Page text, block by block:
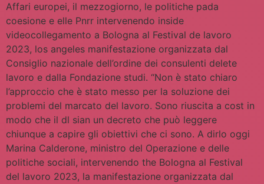
Affari europei, il mezzogiorno, le politiche pada
coesione e elle Pnrr intervenendo inside
videocollegamento a Bologna al Festival de lavoro
2023, los angeles manifestazione organizzata dal
Consiglio nazionale dell’ordine dei consulenti delete
lavoro e dalla Fondazione studi. “Non è stato chiaro
l’approccio che è stato messo per la soluzione dei
problemi del marcato del lavoro. Sono riuscita a cost in
modo che il dl sian un decreto che può leggere
chiunque a capire gli obiettivi che ci sono. A dirlo oggi
Marina Calderone, ministro del Operazione e delle
politiche sociali, intervenendo the Bologna al Festival
del lavoro 2023, la manifestazione organizzata dal